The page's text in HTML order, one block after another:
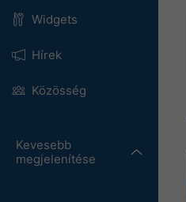
Widgets
Hírek
Közösség
Kevesebb
megjelenítése